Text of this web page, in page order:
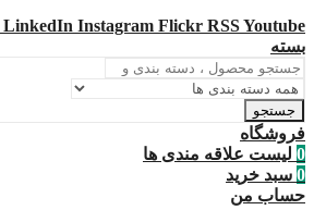
LinkedIn Instagram Flickr RSSYoutube
بسته
جستجو
فروشگاه
0 لیست علاقه مندی ها
0 سبد خرید
حساب من